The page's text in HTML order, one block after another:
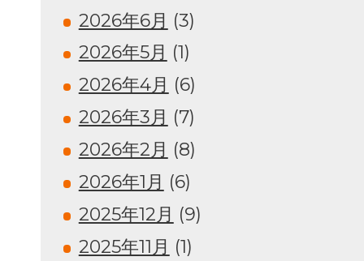
2026年6月 (3)
2026年5月 (1)
2026年4月 (6)
2026年3月 (7)
2026年2月 (8)
2026年1月 (6)
2025年12月 (9)
2025年11月 (1)